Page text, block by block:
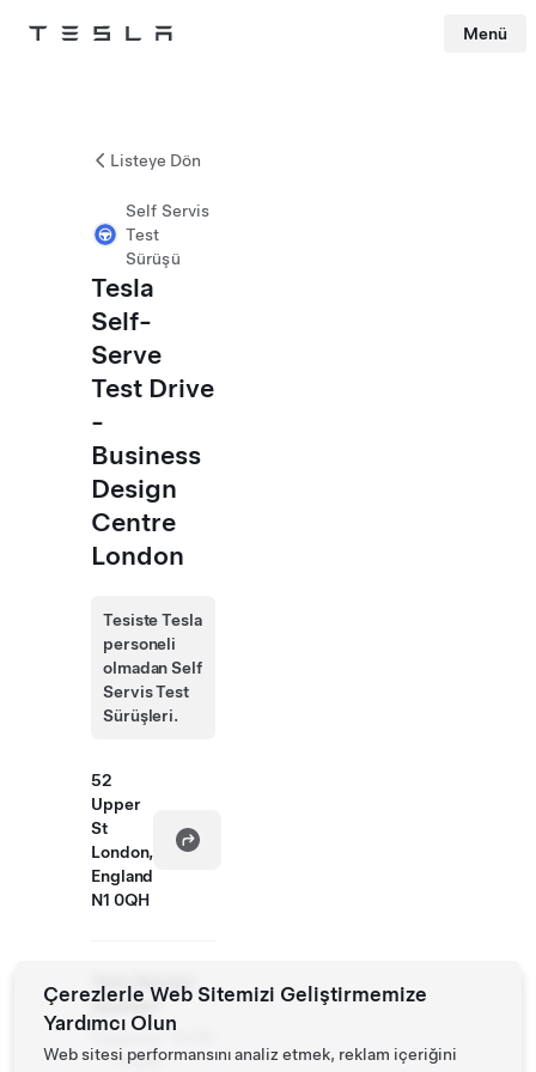
Tesla Menü
Listeye Dön
Self Servis
Test
Sürüşü
Tesla
Self-
Serve
Test Drive
-
Business
Design
Centre
London
Tesiste Tesla
personeli
olmadan Self
Servis Test
Sürüşleri.
52
Upper
St
London,
England
N1 0QH
Test Sürüşü
Saatleri
- Pazar
-
Çerezlerle Web Sitemizi Geliştirmemize
Yardımcı Olun
Web sitesi performansını analiz etmek, reklam içeriğini